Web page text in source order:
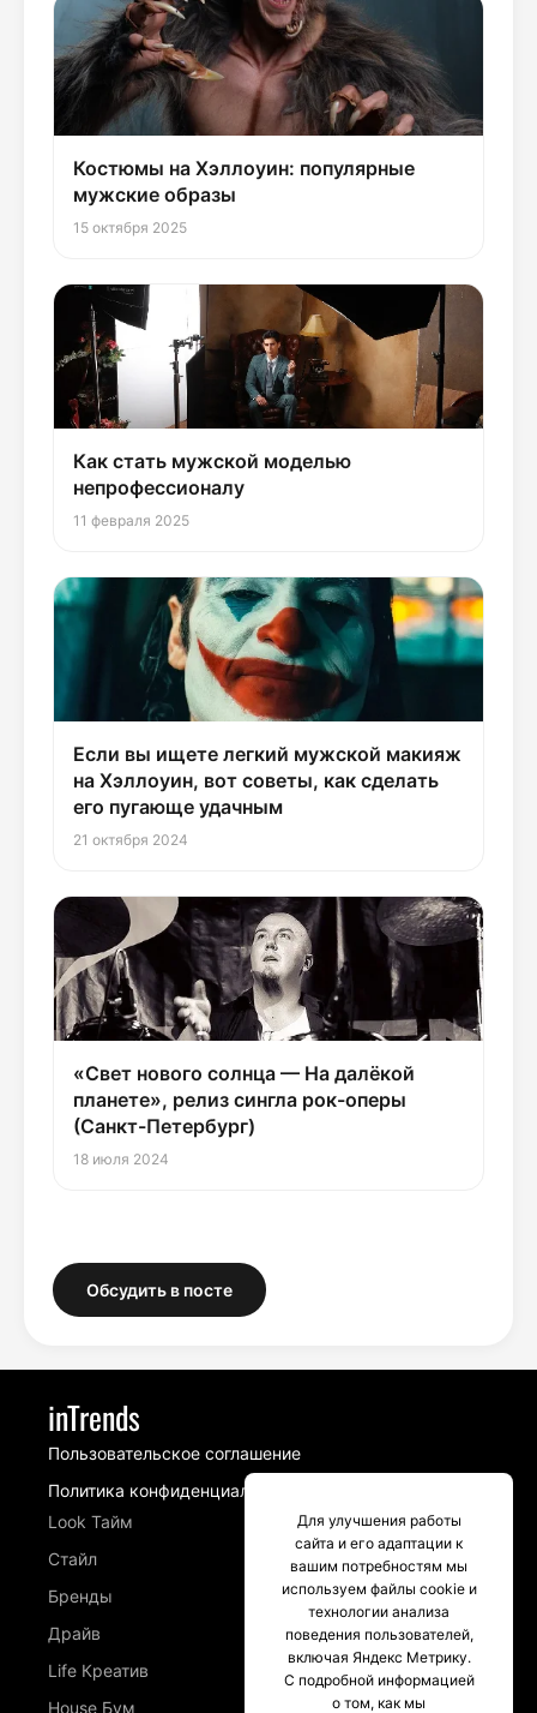
Костюмы на Хэллоуин: популярные
мужские образы
15 октября 2025
Как стать мужской моделью
непрофессионалу
11 февраля 2025
Если вы ищете легкий мужской макияж
на Хэллоуин, вот советы, как сделать
его пугающе удачным
21 октября 2024
«Свет нового солнца — На далёкой
планете», релиз сингла рок-оперы
(Санкт-Петербург)
18 июля 2024
Обсудить в посте
inTrends
Пользовательское соглашение
Политика конфиденциальности
Look Тайм
Стайл
Бренды
Драйв
Life Креатив
House Бум
Для улучшения работы
сайта и его адаптации к
вашим потребностям мы
используем файлы cookie и
технологии анализа
поведения пользователей,
включая Яндекс Метрику.
С подробной информацией
о том, как мы